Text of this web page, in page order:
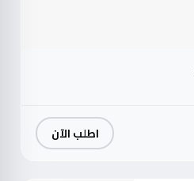
اطلب الآن